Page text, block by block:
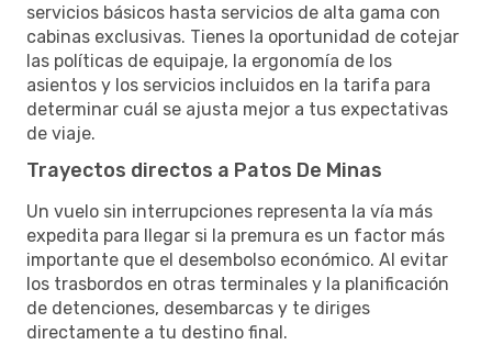
servicios básicos hasta servicios de alta gama con
cabinas exclusivas. Tienes la oportunidad de cotejar
las políticas de equipaje, la ergonomía de los
asientos y los servicios incluidos en la tarifa para
determinar cuál se ajusta mejor a tus expectativas
de viaje.
Trayectos directos a Patos De Minas
Un vuelo sin interrupciones representa la vía más
expedita para llegar si la premura es un factor más
importante que el desembolso económico. Al evitar
los trasbordos en otras terminales y la planificación
de detenciones, desembarcas y te diriges
directamente a tu destino final.